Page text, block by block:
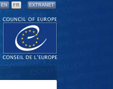
EN FR EXTRANET